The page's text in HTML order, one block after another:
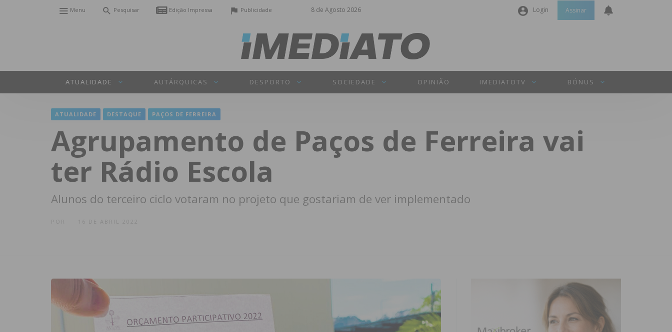
8 de Agosto 2026
Menu Pesquisar Edição Impressa Publicidade Login
Senha
INICIAR SESSÃO
Assinar
ATUALIDADE AUTÁRQUICAS DESPORTO SOCIEDADE OPINIÃO IMEDIATOTV BÓNUS
ATUALIDADE DESTAQUE PAÇOS DE FERREIRA
Agrupamento de Paços de Ferreira vai
ter Rádio Escola
Alunos do terceiro ciclo votaram no projeto que gostariam de ver implementado
16 DE ABRIL 2022